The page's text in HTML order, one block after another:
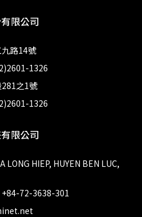
限公司
路14號
1326
之1號
1326
限公司
LONG HIEP, HUYEN BEN LUC,
72-3638-301